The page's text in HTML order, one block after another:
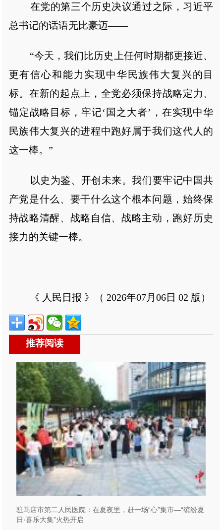
在党的第三个历史决议通过之际，习近平
总书记的话语无比豪迈——
“今天，我们比历史上任何时期都更接近、
更有信心和能力实现中华民族伟大复兴的目
标。在新的起点上，全党必须保持战略定力、
锚定战略目标，牢记‘国之大者’，在实现中华
民族伟大复兴的进程中跑好属于我们这代人的
这一棒。”
以史为鉴、开创未来。我们要牢记中国共
产党是什么、要干什么这个根本问题，始终保
持战略清醒、战略自信、战略主动，跑好历史
接力的关键一棒。
《 人民日报 》（ 2026年07月06日 02 版）
推荐阅读
驻马店市第二人民医院：在夏夜里，赶一场“心”集市—“缤纷夏
日·喜乐大集”火热开启